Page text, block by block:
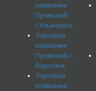
компания
Промснаб
г.Ульяновск
Торговая
компания
Промснаб г.
Воронеж
Торговая
компания